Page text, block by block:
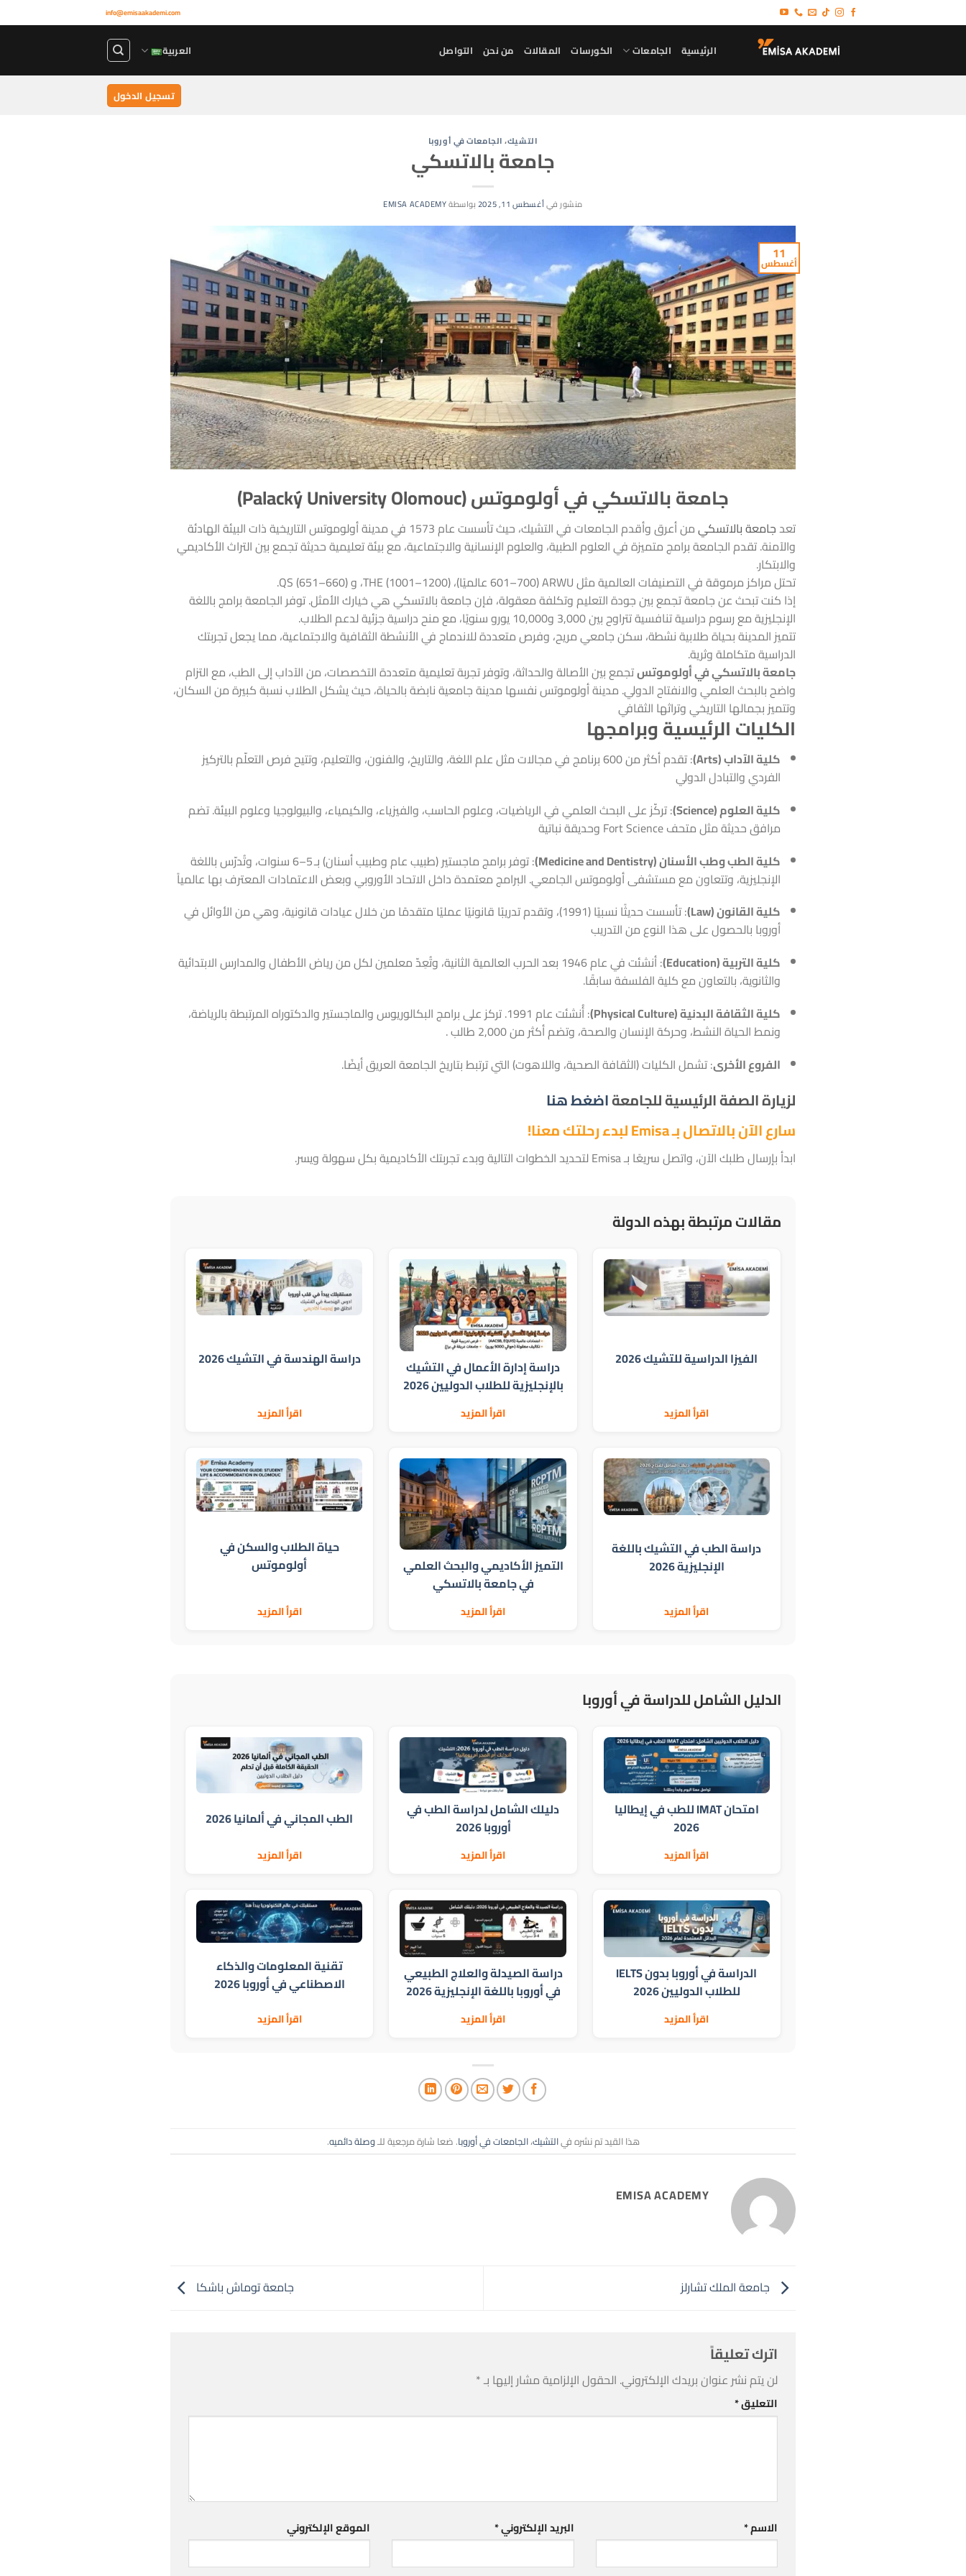
للمحتوى
info@emisaakademi.com
الرئيسية الجامعات الكورسات المقالات من نحن التواصل العربية
تسجيل الدخول
التشيك،الجامعات في أوروبا
جامعة بالاتسكي
منشور فيأغسطس 11, 2025 بواسطةEMISA ACADEMY
11
أغسطس
جامعة بالاتسكي في أولوموتس (Palacký University Olomouc)
تعدجامعة بالاتسكي
من أعرق وأقدم الجامعات في التشيك، حيث تأسست عام 1573 في مدينة أولوموتس التاريخية ذات البيئة الهادئة
والآمنة. تقدم الجامعة برامج متميزة في العلوم الطبية، والعلوم الإنسانية والاجتماعية، مع بيئة تعليمية حديثة تجمع بين التراث الأكاديمي
والابتكار.
تحتل مراكز مرموقة في التصنيفات العالمية مثل ARWU (601–700 عالميًا)، THE (1001–1200)، و QS (651–660).
إذا كنت تبحث عن جامعة تجمع بين جودة التعليم وتكلفة معقولة، فإن جامعة بالاتسكي هي خيارك الأمثل. توفر الجامعة برامج باللغة
الإنجليزية مع رسوم دراسية تنافسية تتراوح بين 3,000 و10,000 يورو سنويًا، مع منح دراسية جزئية لدعم الطلاب.
تتميز المدينة بحياة طلابية نشطة، سكن جامعي مريح، وفرص متعددة للاندماج في الأنشطة الثقافية والاجتماعية، مما يجعل تجربتك
الدراسية متكاملة وثرية.
جامعة بالاتسكي في أولوموتستجمع بين الأصالة والحداثة، وتوفر تجربة تعليمية متعددة التخصصات، من الآداب إلى الطب، مع التزام
واضح بالبحث العلمي والانفتاح الدولي. مدينة أولوموتس نفسها مدينة جامعية نابضة بالحياة، حيث يشكل الطلاب نسبة كبيرة من السكان،
وتتميز بجمالها التاريخي وتراثها الثقافي
الكليات الرئيسية وبرامجها
كلية الآداب (Arts)
: تقدم أكثر من 600 برنامج في مجالات مثل علم اللغة، والتاريخ، والفنون، والتعليم، وتتيح فرص التعلّم بالتركيز
الفردي والتبادل الدولي
كلية العلوم (Science)
: تركّز على البحث العلمي في الرياضيات، وعلوم الحاسب، والفيزياء، والكيمياء، والبيولوجيا وعلوم البيئة. تضم
مرافق حديثة مثل متحف Fort Science وحديقة نباتية
كلية الطب وطب الأسنان (Medicine and Dentistry)
: توفر برامج ماجستير (طبيب عام وطبيب أسنان) بـ 5–6 سنوات، وتُدرّس باللغة
الإنجليزية، وتتعاون مع مستشفى أولوموتس الجامعي. البرامج معتمدة داخل الاتحاد الأوروبي وبعض الاعتمادات المعترف بها عالمياً
كلية القانون (Law)
: تأسست حديثًا نسبيًا (1991)، وتقدم تدريبًا قانونيًا عمليًا متقدمًا من خلال عيادات قانونية، وهي من الأوائل في
أوروبا بالحصول على هذا النوع من التدريب
كلية التربية (Education)
: أنشئت في عام 1946 بعد الحرب العالمية الثانية، وتُعِدّ معلمين لكل من رياض الأطفال والمدارس الابتدائية
والثانوية، بالتعاون مع كلية الفلسفة سابقًا.
كلية الثقافة البدنية (Physical Culture)
: أُنشئت عام 1991. تركز على برامج البكالوريوس والماجستير والدكتوراه المرتبطة بالرياضة،
ونمط الحياة النشط، وحركة الإنسان والصحة، وتضم أكثر من 2,000 طالب .
الفروع الأخرى: تشمل الكليات (الثقافة الصحية، واللاهوت) التي ترتبط بتاريخ الجامعة العريق أيضًا.
لزيارة الصفة الرئيسية للجامعةاضغط هنا
سارع الآن بالاتصال بـ Emisa لبدء رحلتك معنا!
ابدأ بإرسال طلبك الآن، واتصل سريعًا بـ Emisa لتحديد الخطوات التالية وبدء تجربتك الأكاديمية بكل سهولة ويسر.
مقالات مرتبطة بهذه الدولة
الفيزا الدراسية للتشيك 2026
اقرأ المزيد
دراسة إدارة الأعمال في التشيك
بالإنجليزية للطلاب الدوليين 2026
اقرأ المزيد
دراسة الهندسة في التشيك 2026
اقرأ المزيد
دراسة الطب في التشيك باللغة
الإنجليزية 2026
اقرأ المزيد
التميز الأكاديمي والبحث العلمي
في جامعة بالاتسكي
اقرأ المزيد
حياة الطلاب والسكن في
أولوموتس
اقرأ المزيد
الدليل الشامل للدراسة في أوروبا
امتحان IMAT للطب في إيطاليا
2026
اقرأ المزيد
دليلك الشامل لدراسة الطب في
أوروبا 2026
اقرأ المزيد
الطب المجاني في ألمانيا 2026
اقرأ المزيد
الدراسة في أوروبا بدون IELTS
للطلاب الدوليين 2026
اقرأ المزيد
دراسة الصيدلة والعلاج الطبيعي
في أوروبا باللغة الإنجليزية 2026
اقرأ المزيد
تقنية المعلومات والذكاء
الاصطناعي في أوروبا 2026
اقرأ المزيد
هذا القيد تم نشره فيالتشيك،الجامعات في أوروبا. ضعا شارة مرجعية للـوصلة دائميه.
EMISA ACADEMY
جامعة الملك تشارلز جامعة توماش باشكا
اترك تعليقاً
لن يتم نشر عنوان بريدك الإلكتروني. الحقول الإلزامية مشار إليها بـ*
التعليق*
الاسم* البريد الإلكتروني* الموقع الإلكتروني